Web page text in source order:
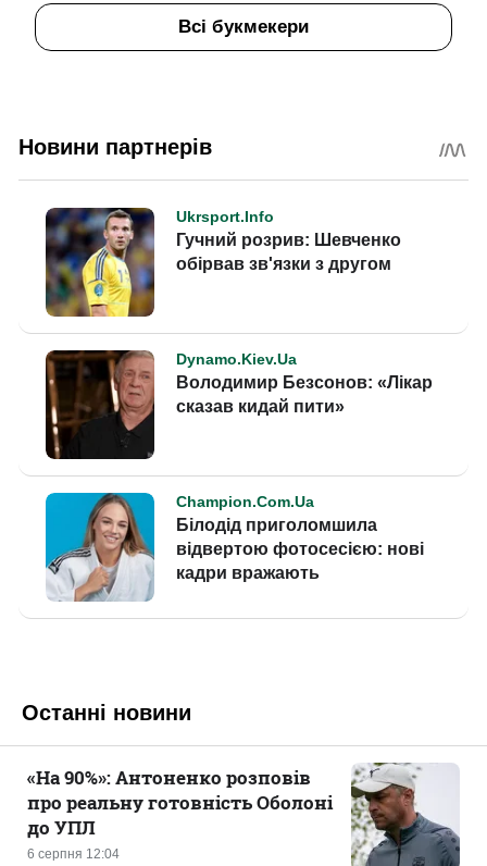
Всі букмекери
Останні новини
6 серпня 12:04
«На 90%»: Антоненко розповів
про реальну готовність Оболоні
до УПЛ